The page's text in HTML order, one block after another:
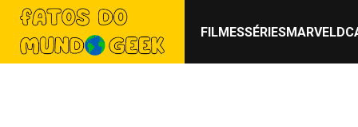
FILMESSÉRIESMARVELDC